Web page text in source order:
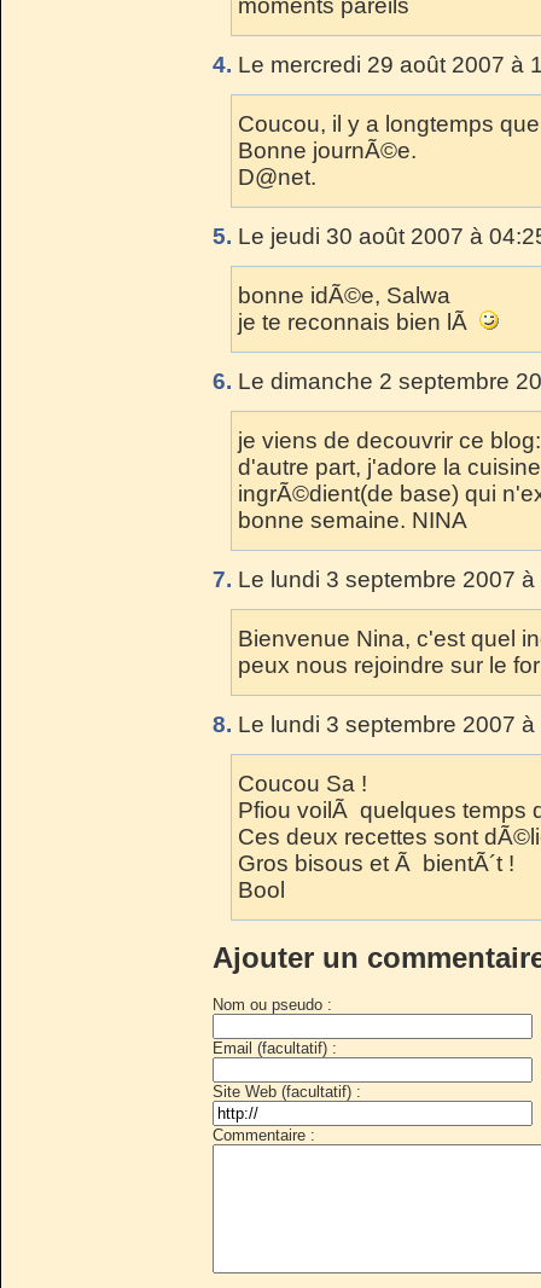
moments pareils
4. Le mercredi 29 août 2007 à
Coucou, il y a longtemps
Bonne journÃ©e.
D@net.
5. Le jeudi 30 août 2007 à
bonne idÃ©e, Salwa
je te reconnais bien lÃ
6. Le dimanche 2 septembre
je viens de decouvrir ce
d'autre part, j'adore la
ingrÃ©dient(de base) qui
bonne semaine. NINA
7. Le lundi 3 septembre 2007
Bienvenue Nina, c'est quel
peux nous rejoindre sur le
8. Le lundi 3 septembre 2007
Coucou Sa !
Pfiou voilÃ quelques temps
Ces deux recettes sont
Gros bisous et Ã bientÃ´t !
Bool
Ajouter un
Nom ou pseudo :
Email (facultatif) :
Site Web (facultatif) :
Commentaire :